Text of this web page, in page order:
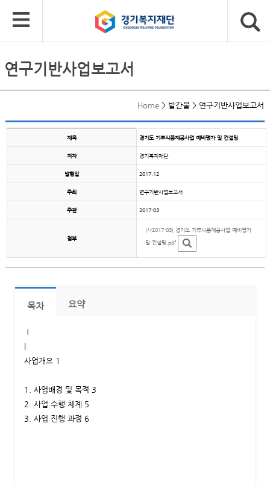
연구기반사업보고서
Home > 발간물 > 연구기반사업보고서
제목 경기도 기부식품제공사업 예비평가 및 컨설팅
저자 경기복지재단
발행일 2017.12
주최 연구기반사업보고서
주관 2017-03
첨부
[사2017-03] 경기도 기부식품제공사업 예비평가
및 컨설팅.pdf
목차
Ⅰ
사업개요 1
1. 사업배경 및 목적 3
2. 사업 수행 체계 5
3. 사업 진행 과정 6
요약